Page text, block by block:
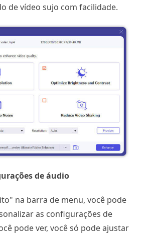
de vídeo sujo com facilidade.
de áudio
na barra de menu, você pode
as configurações de
pode ver, você só pode ajustar